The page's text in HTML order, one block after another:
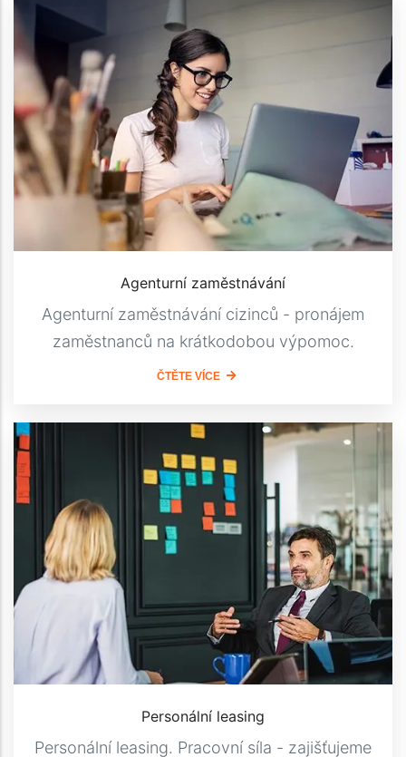
Agenturní zaměstnávání
Agenturní zaměstnávání cizinců - pronájem
zaměstnanců na krátkodobou výpomoc.
ČTĚTE VÍCE
Personální leasing
Personální leasing. Pracovní síla - zajišťujeme